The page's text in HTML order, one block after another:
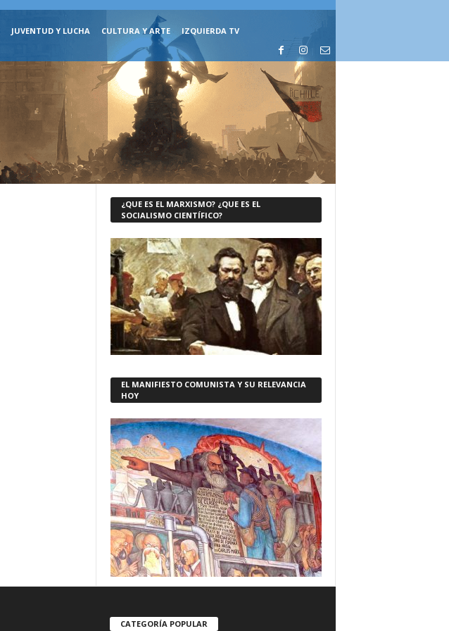
JUVENTUD Y LUCHA CULTURA Y ARTE IZQUIERDA TV
¿QUE ES EL MARXISMO? ¿QUE ES EL
SOCIALISMO CIENTÍFICO?
EL MANIFIESTO COMUNISTA Y SU RELEVANCIA
HOY
CATEGORÍA POPULAR